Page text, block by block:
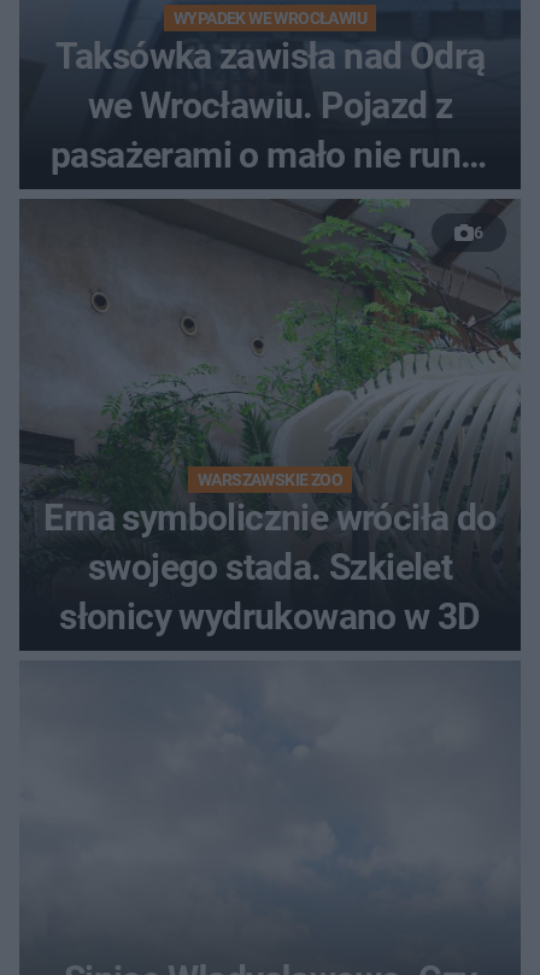
WYPADEK WE WROCŁAWIU
Taksówka zawisła nad Odrą
we Wrocławiu. Pojazd z
pasażerami o mało nie runął
do rzeki
6
WARSZAWSKIE ZOO
Erna symbolicznie wróciła do
swojego stada. Szkielet
słonicy wydrukowano w 3D